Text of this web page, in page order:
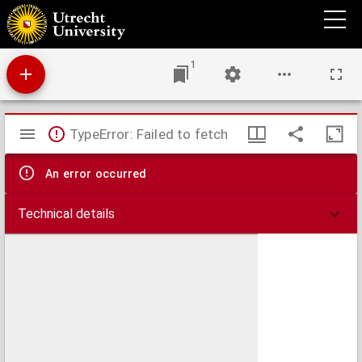
Atlas van het koningrijk der Nederlanden en de overzeesche bezittingen
1
Mirador
viewer
TypeError: Failed to fetch
An error occurred
Technical details